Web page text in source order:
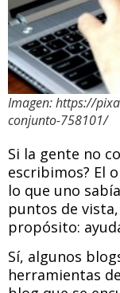
Imagen: https://
conjunto-758101/
Si la gente no
escribimos? El
lo que uno
puntos de
propósito:
Sí, algunos
herramientas